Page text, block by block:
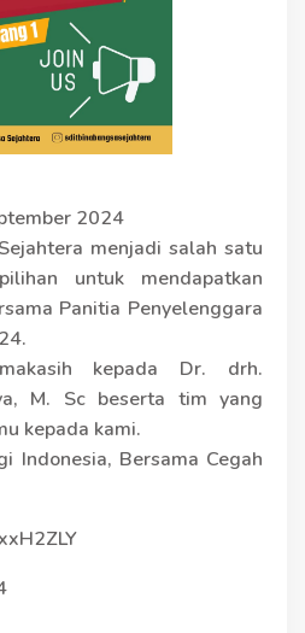
2024
menjadi salah satu
untuk mendapatkan
Panitia Penyelenggara
kepada Dr. drh.
M. Sc beserta tim yang
kepada kami.
Indonesia, Bersama Cegah